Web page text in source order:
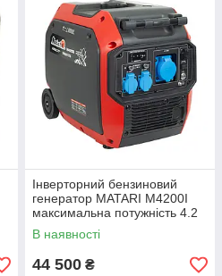
Інверторний бензиновий
генератор MATARI M4200I
максимальна потужність 4.2
кВт
В наявності
44 500 ₴